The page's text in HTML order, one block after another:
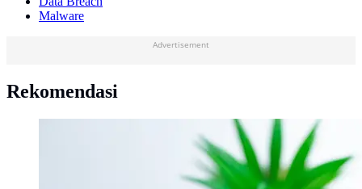
Malware
Advertisement
Rekomendasi